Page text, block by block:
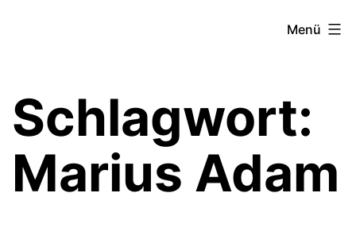
Menü
Schlagwort:
Marius Adam